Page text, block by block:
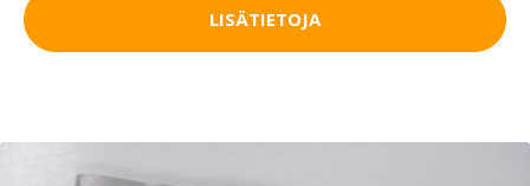
LISÄTIETOJA